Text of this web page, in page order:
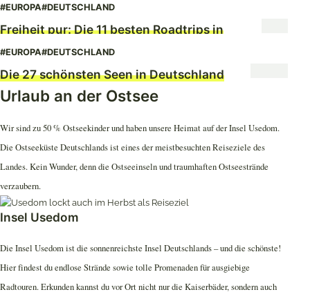
#EUROPA#DEUTSCHLAND
Freiheit pur: Die 11 besten Roadtrips in
#EUROPA#DEUTSCHLAND
Die 27 schönsten Seen in Deutschland
Urlaub an der Ostsee
Wir sind zu 50 % Ostseekinder und haben unsere Heimat auf der Insel Usedom.
Die Ostseeküste Deutschlands ist eines der meistbesuchten Reiseziele des
Landes. Kein Wunder, denn die Ostseeinseln und traumhaften Ostseestrände
verzaubern.
Insel Usedom
Die Insel Usedom ist die sonnenreichste Insel Deutschlands – und die schönste!
Hier findest du endlose Strände sowie tolle Promenaden für ausgiebige
Radtouren. Erkunden kannst du vor Ort nicht nur die Kaiserbäder, sondern auch